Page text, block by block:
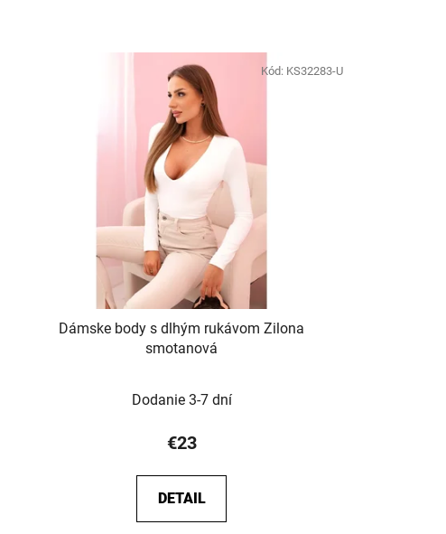
Dámske body s dlhým rukávom Zilona
smotanová
Dodanie 3-7 dní
€23
DETAIL
Kód: KS32283-U